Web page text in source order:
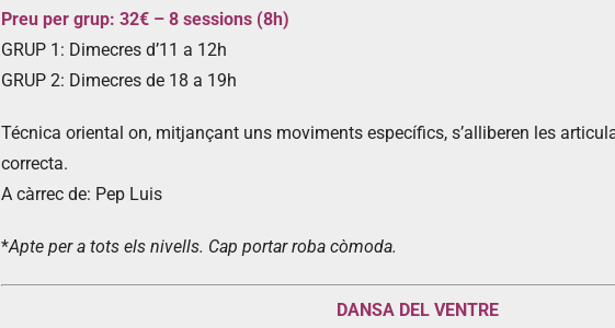
Preu per grup: 32€ – 8 sessions (8h)
GRUP 1: Dimecres d’11 a 12h
GRUP 2: Dimecres de 18 a 19h
Técnica oriental on, mitjançant uns moviments específics, s’alliberen les
correcta.
A càrrec de: Pep Luis
*Apte per a tots els nivells. Cap portar roba còmoda.
DANSA DEL VENTRE